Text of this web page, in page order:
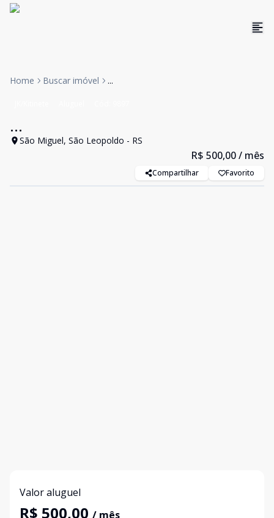
Home Buscar imóvel ...
...
São Miguel, São Leopoldo - RS
R$ 500,00/ mês
Compartilhar Favorito
Valor aluguel
R$ 500,00 / mês